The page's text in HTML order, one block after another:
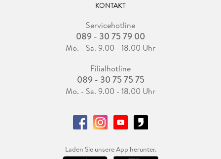
KONTAKT
Servicehotline
089 - 30 75 79 00
Mo. - Sa. 9.00 - 18.00 Uhr
Filialhotline
089 - 30 75 75 75
Mo. - Sa. 9.00 - 18.00 Uhr
Laden Sie unsere App herunter.